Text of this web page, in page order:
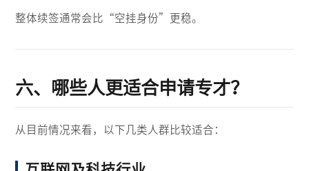
整体续签通常会比“空挂身份”更稳。
六、哪些人更适合申请专才？
从目前情况来看，以下几类人群比较适合：